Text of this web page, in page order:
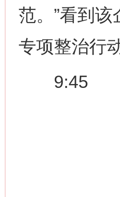
范。”看到
专项整治行
9:45